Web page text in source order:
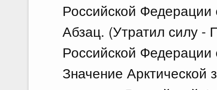
Российской
Абзац. (Утратил силу -
Российской
Значение Арктической